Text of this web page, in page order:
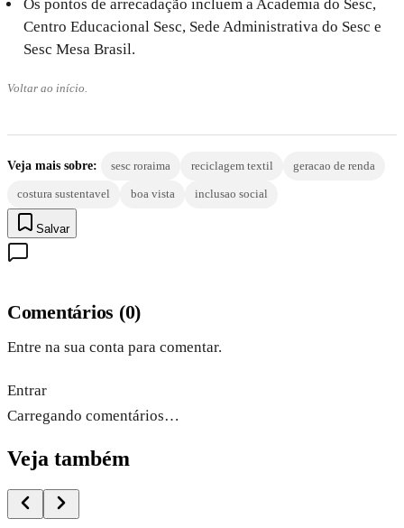
Os pontos de arrecadação incluem a Academia do Sesc,
Centro Educacional Sesc, Sede Administrativa do Sesc e
Sesc Mesa Brasil.
Voltar ao início.
Veja mais sobre: sesc roraima reciclagem textil geracao de renda
costura sustentavel boa vista inclusao social
Salvar
Comentários (0)
Entre na sua conta para comentar.
Entrar
Carregando comentários…
Veja também